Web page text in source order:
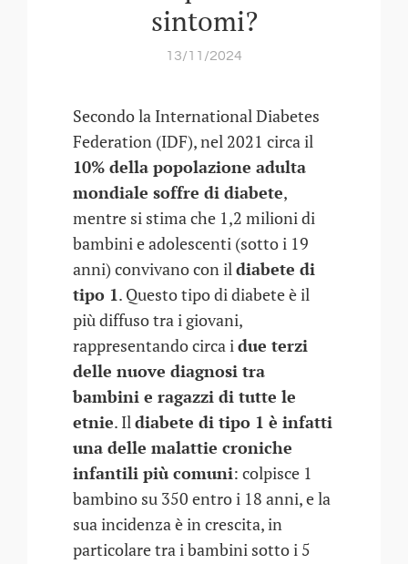
sintomi?
13/11/2024
Secondo la International Diabetes
Federation (IDF), nel 2021 circa il
10% della popolazione adulta
mondiale soffre di diabete,
mentre si stima che 1,2 milioni di
bambini e adolescenti (sotto i 19
anni) convivano con ildiabete di
tipo 1. Questo tipo di diabete è il
più diffuso tra i giovani,
rappresentando circa idue terzi
delle nuove diagnosi tra
bambini e ragazzi di tutte le
etnie. Ildiabete di tipo 1 è infatti
una delle malattie croniche
infantili più comuni: colpisce 1
bambino su 350 entro i 18 anni, e la
sua incidenza è in crescita, in
particolare tra i bambini sotto i 5